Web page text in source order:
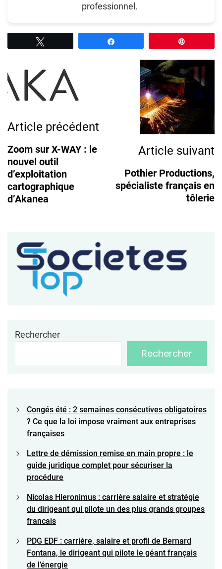
professionnel.
Post
Navigation
Article précédent
Zoom sur X-WAY : le
nouvel outil
d’exploitation
cartographique
d’Akanea
Article suivant
Pothier Productions,
spécialiste français en
tôlerie
Rechercher
Rechercher
Congés été : 2 semaines consécutives obligatoires
? Ce que la loi impose vraiment aux entreprises
françaises
Lettre de démission remise en main propre : le
guide juridique complet pour sécuriser la
procédure
Nicolas Hieronimus : carrière salaire et stratégie
du dirigeant qui pilote un des plus grands groupes
francais
PDG EDF : carrière, salaire et profil de Bernard
Fontana, le dirigeant qui pilote le géant français
de l’énergie